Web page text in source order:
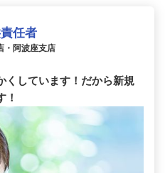
任者
阿波座支店
くしています！だから新規
！